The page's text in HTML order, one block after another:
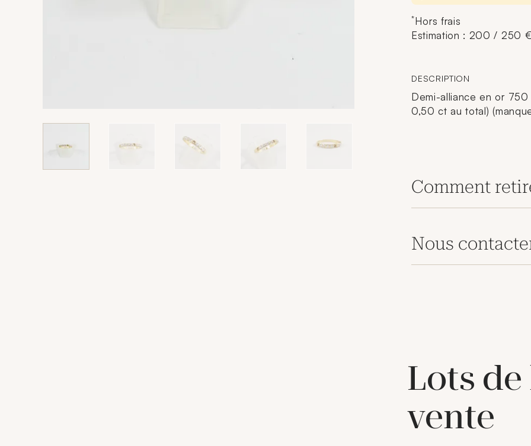
*Hors frais
Estimation : 200 / 250
DESCRIPTION
Demi-alliance en or
0,50 ct au total)
Comment
Nous
Lots de
vente